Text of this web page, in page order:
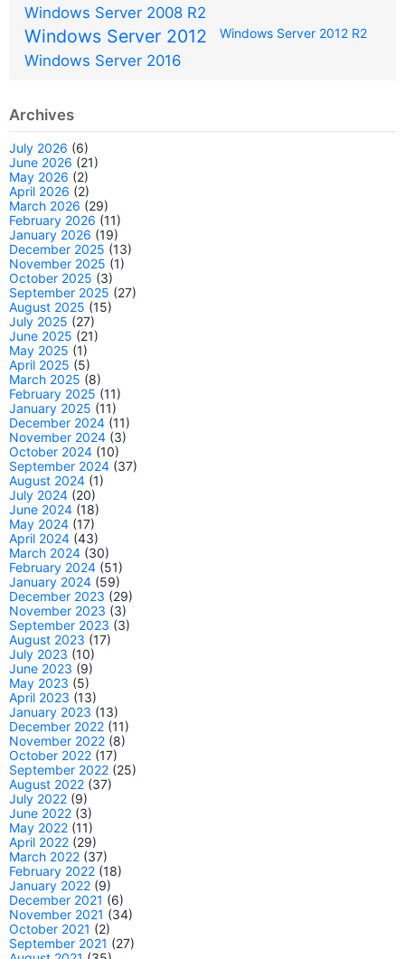
Windows Server 2008 R2
Windows Server 2012 Windows Server 2012 R2
Windows Server 2016
Archives
July 2026 (6)
June 2026 (21)
May 2026 (2)
April 2026 (2)
March 2026 (29)
February 2026 (11)
January 2026 (19)
December 2025 (13)
November 2025 (1)
October 2025 (3)
September 2025 (27)
August 2025 (15)
July 2025 (27)
June 2025 (21)
May 2025 (1)
April 2025 (5)
March 2025 (8)
February 2025 (11)
January 2025 (11)
December 2024 (11)
November 2024 (3)
October 2024 (10)
September 2024 (37)
August 2024 (1)
July 2024 (20)
June 2024 (18)
May 2024 (17)
April 2024 (43)
March 2024 (30)
February 2024 (51)
January 2024 (59)
December 2023 (29)
November 2023 (3)
September 2023 (3)
August 2023 (17)
July 2023 (10)
June 2023 (9)
May 2023 (5)
April 2023 (13)
January 2023 (13)
December 2022 (11)
November 2022 (8)
October 2022 (17)
September 2022 (25)
August 2022 (37)
July 2022 (9)
June 2022 (3)
May 2022 (11)
April 2022 (29)
March 2022 (37)
February 2022 (18)
January 2022 (9)
December 2021 (6)
November 2021 (34)
October 2021 (2)
September 2021 (27)